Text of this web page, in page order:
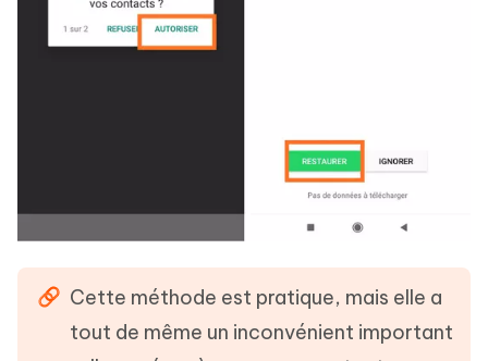
Cette méthode est pratique, mais elle a
tout de même un inconvénient important